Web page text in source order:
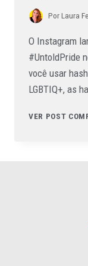
PorLaura
O Instagram
#UntoldPride
você usar
LGBTIQ+, as
VER POST